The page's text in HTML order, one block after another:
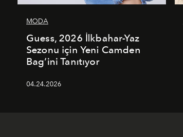
MODA
Guess, 2026 İlkbahar-Yaz
Sezonu için Yeni Camden
Bag’ini Tanıtıyor
04.24.2026